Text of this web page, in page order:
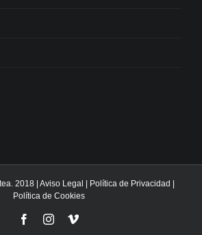
2018 | Aviso Legal | Política de Privacidad |
Política de Cookies
FacebookInstagramVimeo